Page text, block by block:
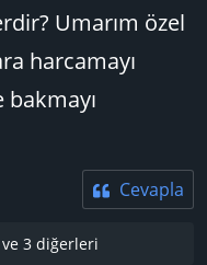
Umarım özel
harcamayı
Cevapla
ve 3 diğerleri